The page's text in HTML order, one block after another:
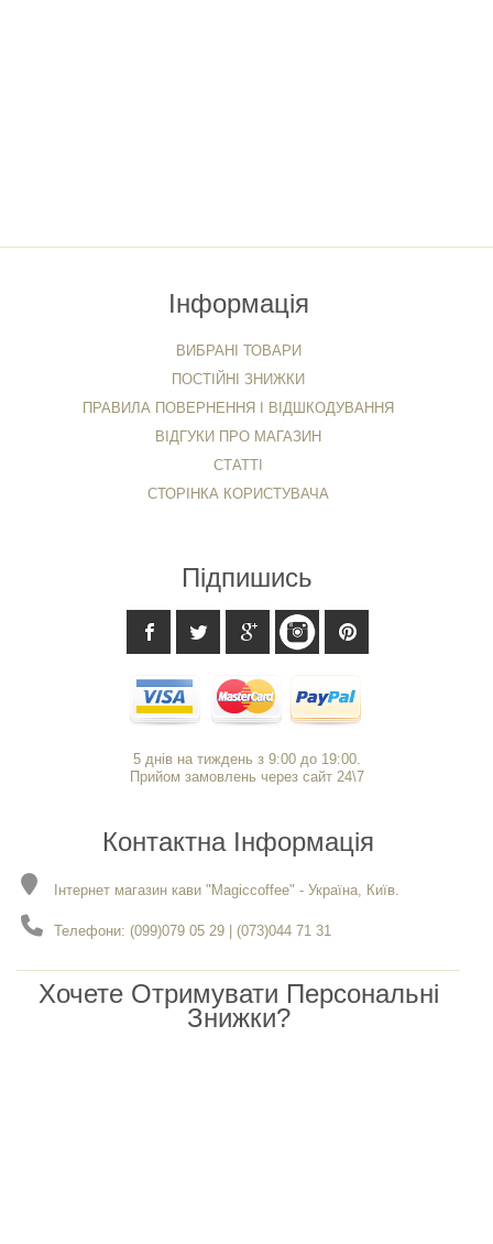
Інформація
ВИБРАНІ ТОВАРИ
ПОСТІЙНІ ЗНИЖКИ
ПРАВИЛА ПОВЕРНЕННЯ І ВІДШКОДУВАННЯ
ВІДГУКИ ПРО МАГАЗИН
СТАТТІ
СТОРІНКА КОРИСТУВАЧА
Підпишись
5 днів на тиждень з 9:00 до 19:00.
Прийом замовлень через сайт 24\7
Контактна Інформація
Інтернет магазин кави "Magiccoffee" - Україна, Київ.
Телефони: (099)079 05 29 | (073)044 71 31
Хочете Отримувати Персональні
Знижки?